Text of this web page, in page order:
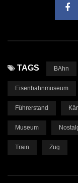
TAGS BAhn
Eisenbahnmuseum
Führerstand
Museum
Train Zug